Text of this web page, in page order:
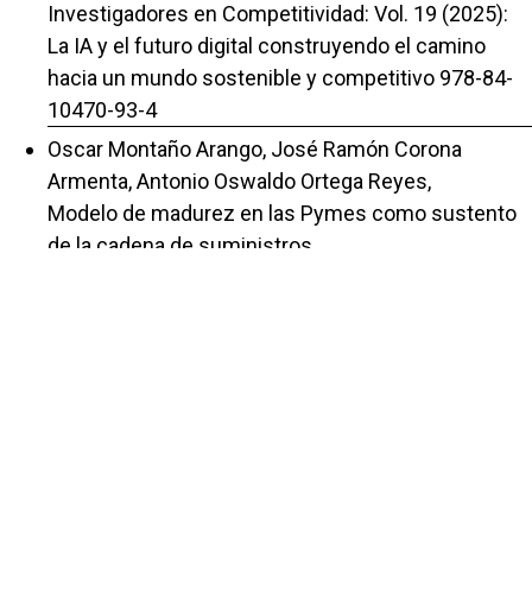
Investigadores en Competitividad: Vol. 19 (2025):
La IA y el futuro digital construyendo el camino
hacia un mundo sostenible y competitivo 978-84-
10470-93-4
Oscar Montaño Arango, José Ramón Corona
Armenta, Antonio Oswaldo Ortega Reyes,
Modelo de madurez en las Pymes como sustento
de la cadena de suministros